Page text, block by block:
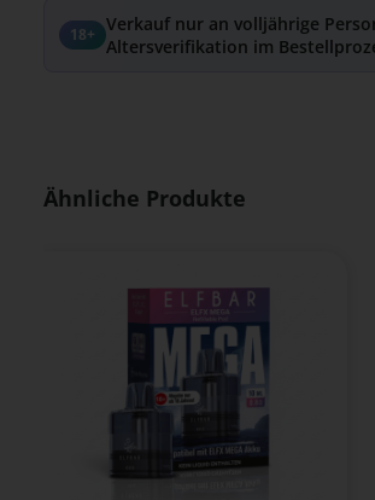
18+ Verkauf nur an volljährige
Altersverifikation im
Produktgalerie überspringen
Ähnliche Produkte